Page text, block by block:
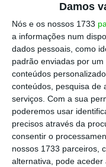
Damos
Nós e os nossos 1733
a informações num
dados pessoais, como
padrão enviadas por
conteúdos
conteúdos, pesquisa de
serviços. Com a sua
poderemos usar
precisos através da
consentir o
nossos 1733 parceiros,
alternativa, pode